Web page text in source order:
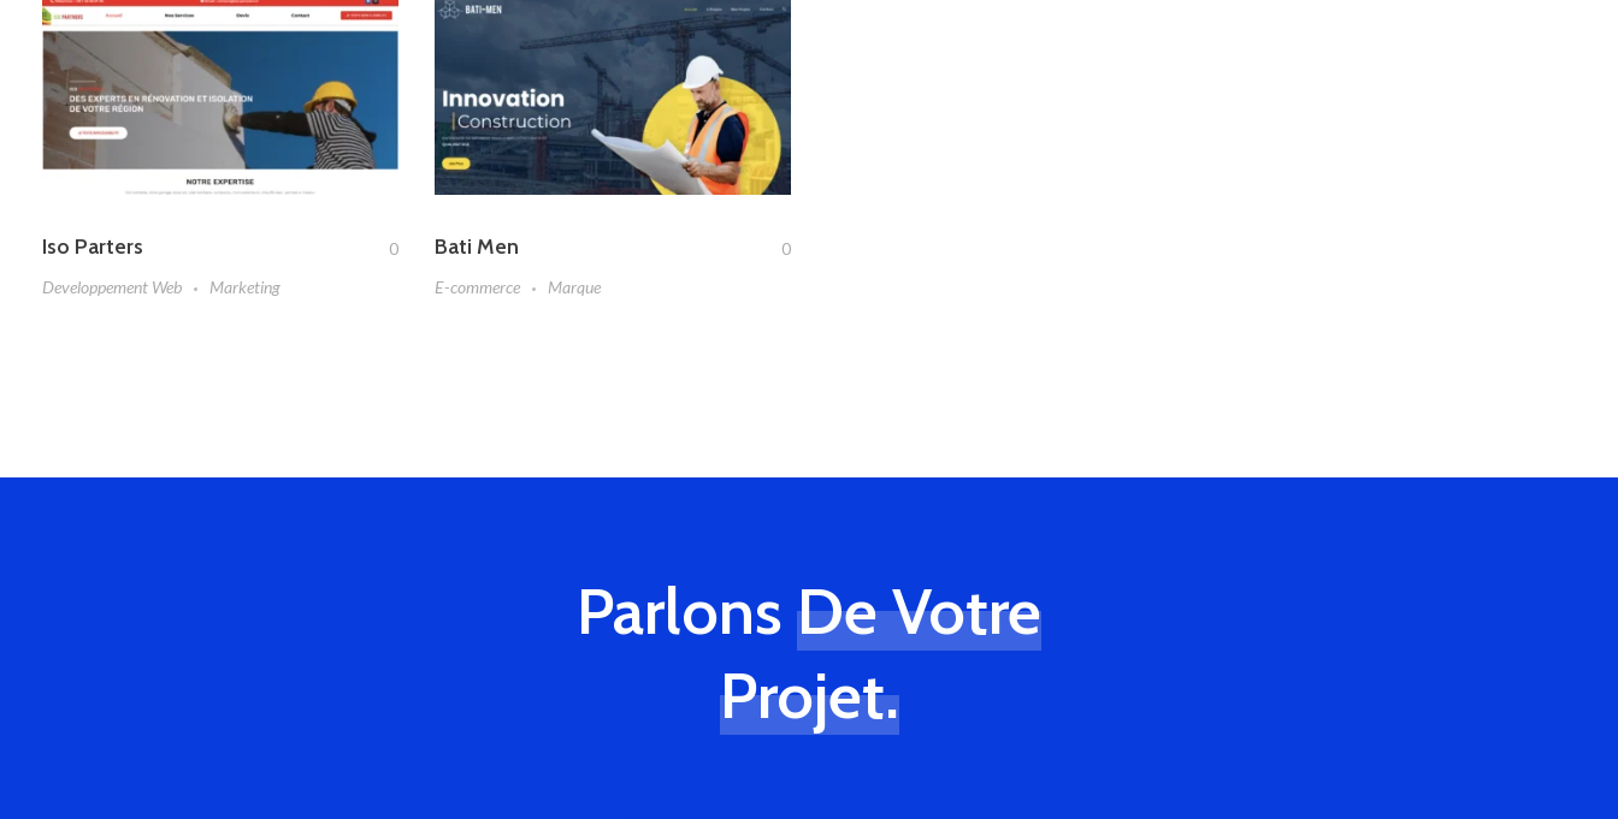
Iso Parters
0
Developpement Web
Marketing
Bati Men
0
E-commerce
Marque
ParlonsDe Votre
Projet.